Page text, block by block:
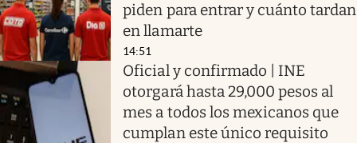
piden para entrar y cuánto tardan
en llamarte
14:51
Oficial y confirmado | INE
otorgará hasta 29,000 pesos al
mes a todos los mexicanos que
cumplan este único requisito